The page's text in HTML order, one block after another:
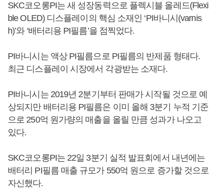
SKC코오롱PI는 새 성장동력으로 플렉시블 올레드(Flexi
ble OLED) 디스플레이의 핵심 소재인 ‘PI바니시(varnis
h)’와 ‘배터리용 PI필름’을 점찍었다.
PI바니시는 액상 PI필름으로 PI필름의 반제품 형태다.
최근 디스플레이 시장에서 각광받는 소재다.
PI바니시는 2019년 2분기부터 판매가 시작될 것으로 예
상되지만 배터리용 PI필름은 이미 올해 3분기 누적 기준
으로 250억 원가량의 매출을 올릴 만큼 성과가 나오고
있다.
SKC코오롱PI는 22일 3분기 실적 발표회에서 내년에는
배터리 PI필름 매출 규모가 550억 원으로 증가할 것으로
자신했다.